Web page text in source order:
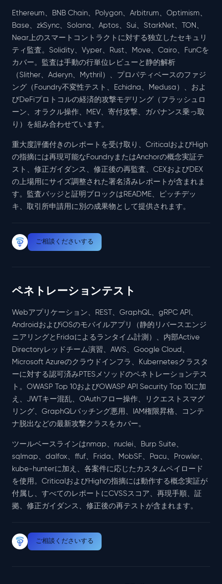
Ethereum、BNB Chain、Polygon、Arbitrum、Optimism、
Base、zkSync、Solana、Aptos、Sui、StarkNet、TON、
Near上のスマートコントラクトに対する独立したセキュリ
ティ監査。Solidity、Vyper、Rust、Move、Cairo、FunCを
カバー。監査は手動の行単位レビューと静的解析
（Slither、Aderyn、Mythril）、プロパティベースのファジ
ング（Foundry不変性テスト、Echidna、Medusa）、およ
びDeFiプロトコルの経済的攻撃モデリング（フラッシュロ
ーン、オラクル操作、MEV、寄付攻撃、ガバナンス乗っ取
り）を組み合わせています。
重大度評価付きのレポートを受け取り、CriticalおよびHigh
の指摘には再現可能なFoundryまたはAnchorの概念実証テ
スト、修正ガイダンス、修正後の再監査、CEXおよびDEX
の上場用にサイズ調整された署名済みレポートが含まれま
す。監査バッジと証明ブロックはREADME、ピッチデッ
キ、取引所申請用に別の成果物として提供されます。
ご相談くださいする
ペネトレーションテスト
Webアプリケーション、REST、GraphQL、gRPC API、
AndroidおよびiOSのモバイルアプリ（静的リバースエンジ
ニアリングとFridaによるランタイム計測）、内部Active
Directoryレッドチーム演習、AWS、Google Cloud、
Microsoft Azureのクラウドインフラ、Kubernetesクラスタ
ーに対する認可済みPTESメソッドのペネトレーションテス
ト。OWASP Top 10およびOWASP API Security Top 10に加
え、JWTキー混乱、OAuthフロー操作、リクエストスマグ
リング、GraphQLバッチング悪用、IAM権限昇格、コンテ
ナ脱出などの最新攻撃クラスをカバー。
ツールベースラインはnmap、nuclei、Burp Suite、
sqlmap、dalfox、ffuf、Frida、MobSF、Pacu、Prowler、
kube-hunterに加え、各案件に応じたカスタムペイロード
を使用。CriticalおよびHighの指摘には動作する概念実証が
付属し、すべてのレポートにCVSSスコア、再現手順、証
拠、修正ガイダンス、修正後の再テストが含まれます。
ご相談くださいする